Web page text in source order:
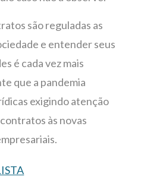
são reguladas as
e entender seus
é cada vez mais
que a pandemia
exigindo atenção
às novas